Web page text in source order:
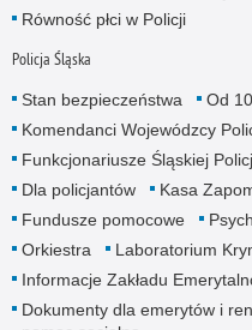
Równość płci w Policji
Policja Śląska
Stan bezpieczeństwa
Od
Komendanci Wojewódzcy
Funkcjonariusze Śląskiej
Dla policjantów
Kasa
Fundusze pomocowe
Orkiestra
Laboratorium
Informacje Zakładu
Dokumenty dla emerytów i